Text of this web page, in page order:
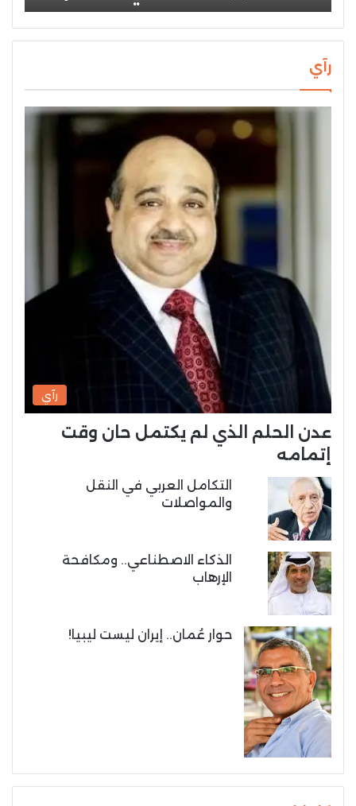
رآي
رآي
عدن الحلم الذي لم يكتمل حان وقت
إتمامه
التكامل العربي في النقل
والمواصلات
الذكاء الاصطناعي.. ومكافحة
الإرهاب
حوار عُمان.. إيران ليست ليبيا!